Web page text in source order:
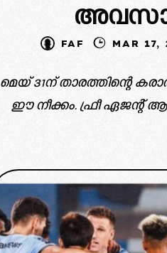
FAF
മെയ് 31ന് താരത്തിന്റെ
ഈ നീക്കം. ഫ്രീ ഏജന്റ്
image